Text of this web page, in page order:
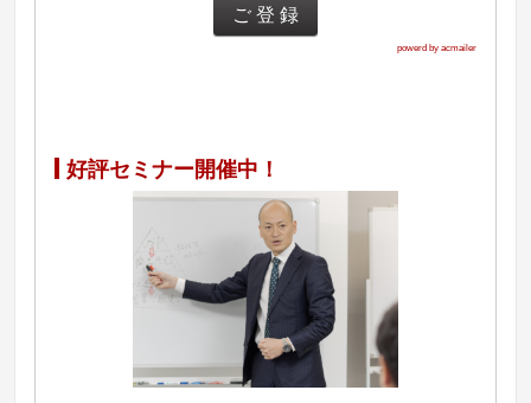
powerd by acmailer
好評セミナー開催中！